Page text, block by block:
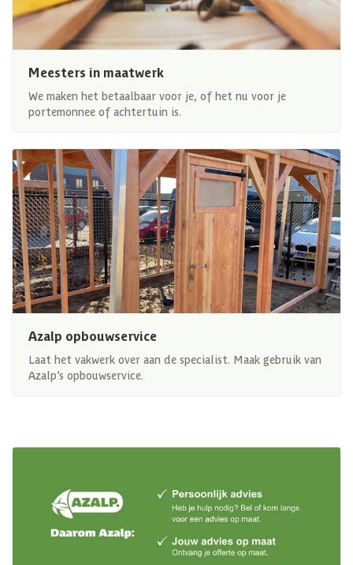
Meesters in maatwerk
We maken het betaalbaar voor je, of het nu voor je
portemonnee of achtertuin is.
Azalp opbouwservice
Laat het vakwerk over aan de specialist. Maak gebruik van
Azalp’s opbouwservice.